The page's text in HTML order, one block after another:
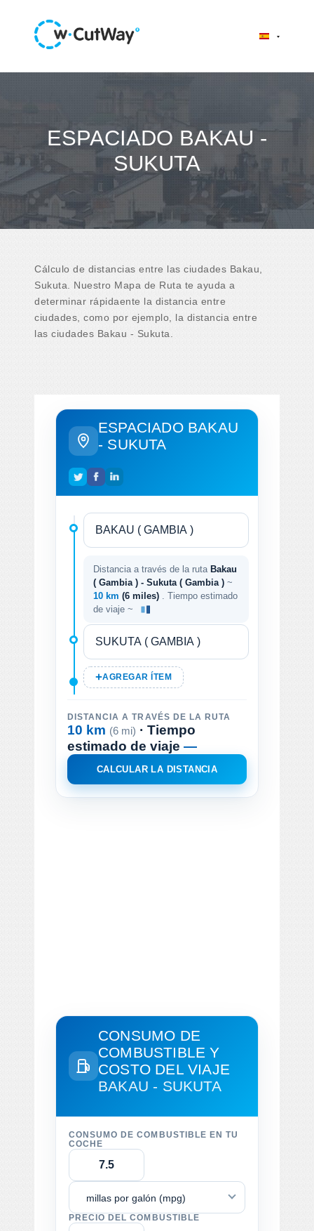
ESPACIADO BAKAU -
SUKUTA
Cálculo de distancias entre las ciudades Bakau,
Sukuta. Nuestro Mapa de Ruta te ayuda a
determinar rápidaente la distancia entre
ciudades, como por ejemplo, la distancia entre
las ciudades Bakau - Sukuta.
ESPACIADO BAKAU
- SUKUTA
Distancia a través de la ruta Bakau
( Gambia ) - Sukuta ( Gambia ) ~
10 km (6 miles)
. Tiempo estimado
de viaje ~
AGREGAR ÍTEM
DISTANCIA A TRAVÉS DE LA RUTA
10 km (6 mi) · Tiempo
estimado de viaje —
CALCULAR LA DISTANCIA
CONSUMO DE
COMBUSTIBLE Y
COSTO DEL VIAJE
BAKAU - SUKUTA
CONSUMO DE COMBUSTIBLE EN TU
COCHE
millas por galón (mpg)
PRECIO DEL COMBUSTIBLE